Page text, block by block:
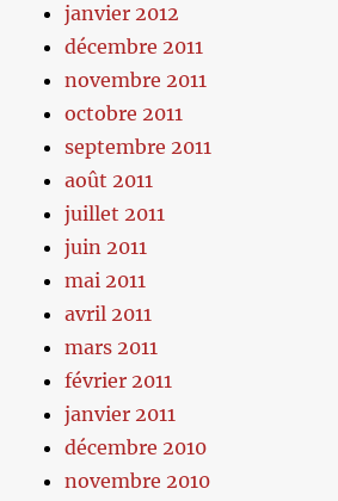
janvier 2012
décembre 2011
novembre 2011
octobre 2011
septembre 2011
août 2011
juillet 2011
juin 2011
mai 2011
avril 2011
mars 2011
février 2011
janvier 2011
décembre 2010
novembre 2010